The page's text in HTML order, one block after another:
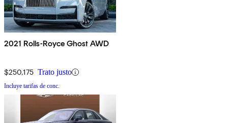
2021 Rolls-Royce Ghost AWD
$250,175 Trato justo
Incluye tarifas de conc.